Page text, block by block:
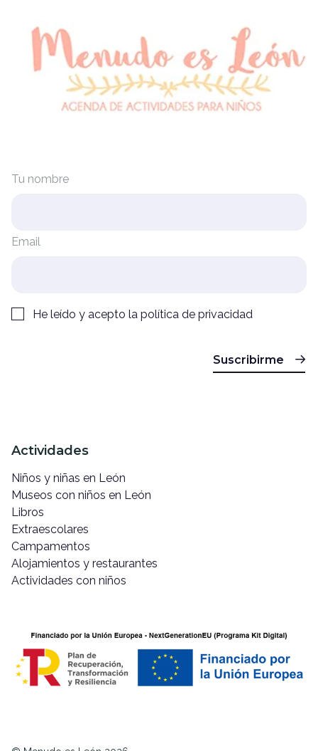
Tu nombre
Email
He leído y acepto la política de privacidad
Suscribirme
Actividades
Niños y niñas en León
Museos con niños en León
Libros
Extraescolares
Campamentos
Alojamientos y restaurantes
Actividades con niños